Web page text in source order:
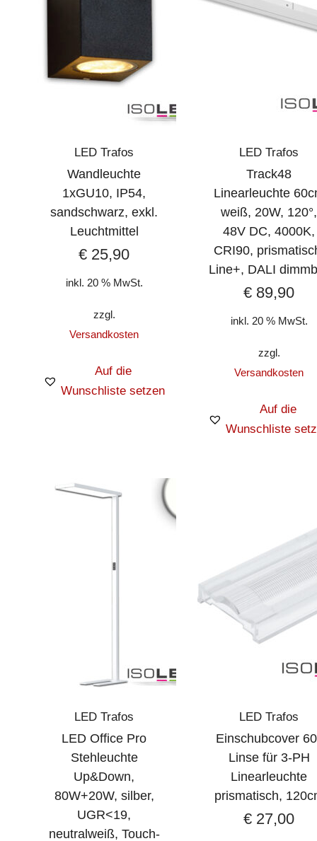
LED Trafos
Wandleuchte
1xGU10, IP54,
sandschwarz, exkl.
Leuchtmittel
€ 25,90
inkl. 20 % MwSt.
zzgl.
Versandkosten
Auf die
Wunschliste setzen
LED Trafos
Track48
Linearleuchte
weiß, 20W, 120°,
48V DC, 4000K,
CRI90,
Line+, DALI
€ 89,90
inkl. 20 % MwSt.
zzgl.
Versandkosten
Auf die
Wunschliste
LED Trafos
LED Office Pro
Stehleuchte
Up&Down,
80W+20W, silber,
UGR<19,
neutralweiß, Touch-
LED Trafos
Einschubcover
Linse für 3-PH
Linearleuchte
prismatisch,
€ 27,00